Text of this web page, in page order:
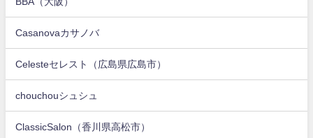
Casanovaカサノバ
Celesteセレスト（広島県広島市）
chouchouシュシュ
ClassicSalon（香川県高松市）